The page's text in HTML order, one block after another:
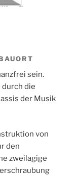
sein.
durch die
der Musik
von
den
zweilagige